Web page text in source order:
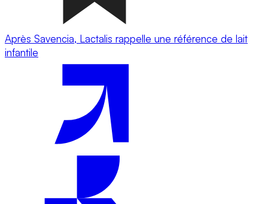
Après Savencia, Lactalis rappelle une référence de lait
infantile